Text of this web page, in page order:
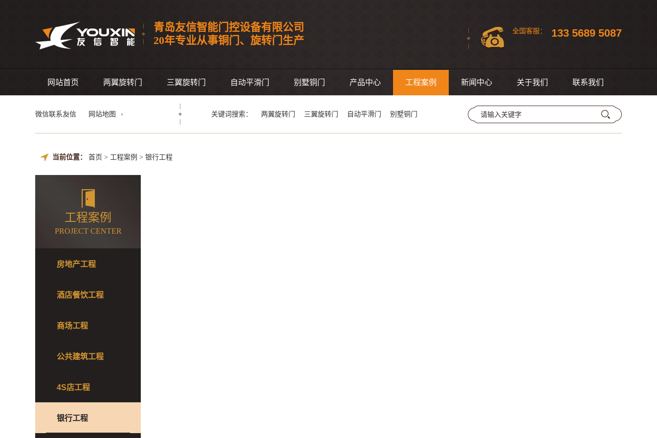
青岛友信智能门控设备有限公司
20年专业从事铜门、旋转门生产
全国 客服： 133 5689 5087
网站首页 两翼旋转门 三翼旋转门 自动平滑门 别墅铜门 产品中心 工程案例 新闻中心 关于我们 联系我们
微信联系友信 网站地图 关键词搜索： 两翼旋转门 三翼旋转门 自动平滑门 别墅铜门
当前位置： 首页 > 工程案例 > 银行工程
工程案例
PROJECT CENTER
房地产工程
酒店餐饮工程
商场工程
公共建筑工程
4S店工程
银行工程